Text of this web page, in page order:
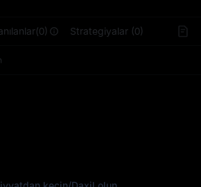
Strategiyalar (0)